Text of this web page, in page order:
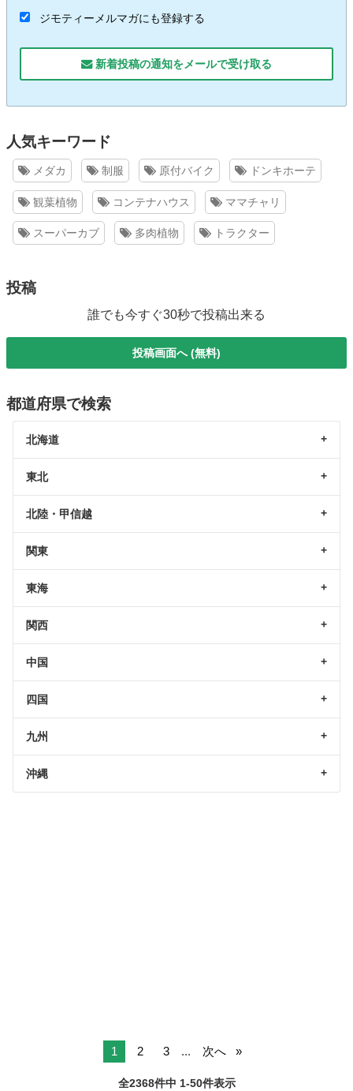
ジモティーメルマガにも登録する
新着投稿の通知をメールで受け取る
人気キーワード
メダカ 制服 原付バイク ドンキホーテ
観葉植物 コンテナハウス ママチャリ
スーパーカブ 多肉植物 トラクター
投稿
誰でも今すぐ30秒で投稿出来る
投稿画面へ (無料)
都道府県で検索
北海道
東北
北陸・甲信越
関東
東海
関西
中国
四国
九州
沖縄
1 2 3 ... 次へ
全2368件中 1-50件表示